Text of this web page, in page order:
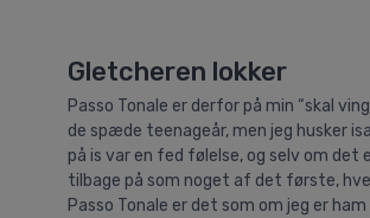
Gletcheren lokker
Passo Tonale er derfor på min “skal
de spæde teenageår, men jeg husker
på is var en fed følelse, og selv om
tilbage på som noget af det første,
Passo Tonale er det som om jeg er